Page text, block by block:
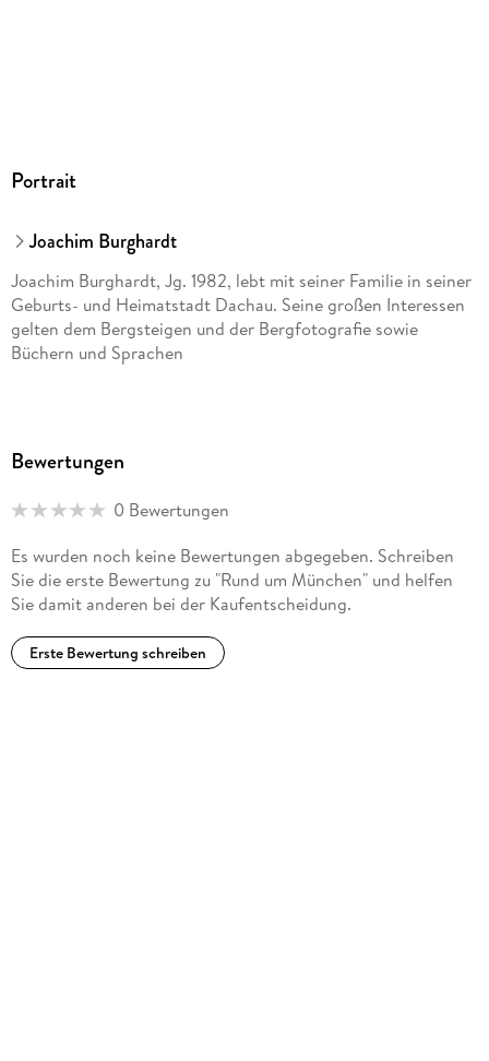
Portrait
Joachim Burghardt
Joachim Burghardt, Jg. 1982, lebt mit seiner Familie in seiner
Geburts- und Heimatstadt Dachau. Seine großen Interessen
gelten dem Bergsteigen und der Bergfotografie sowie
Büchern und Sprachen
Bewertungen
0 Bewertungen
Es wurden noch keine Bewertungen abgegeben. Schreiben
Sie die erste Bewertung zu "Rund um München" und helfen
Sie damit anderen bei der Kaufentscheidung.
Erste Bewertung schreiben